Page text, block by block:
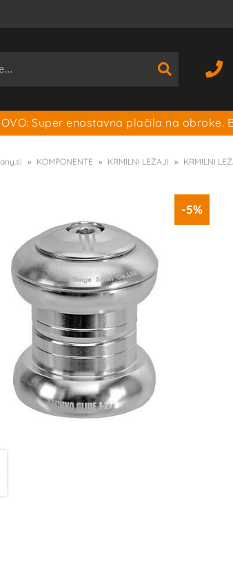
Super enostavna plačila na obroke.
KOMPONENTE KRMILNI LEŽAJI KRMILNI
-5%